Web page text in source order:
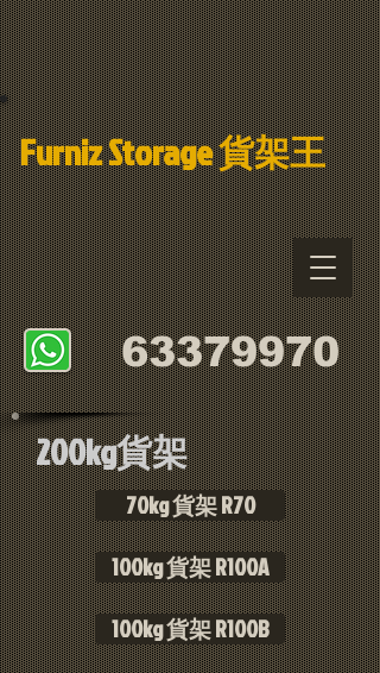
Furniz Storage 貨架王
​63379970
200kg貨架
70kg 貨架 R70
100kg 貨架 R100A
100kg 貨架 R100B